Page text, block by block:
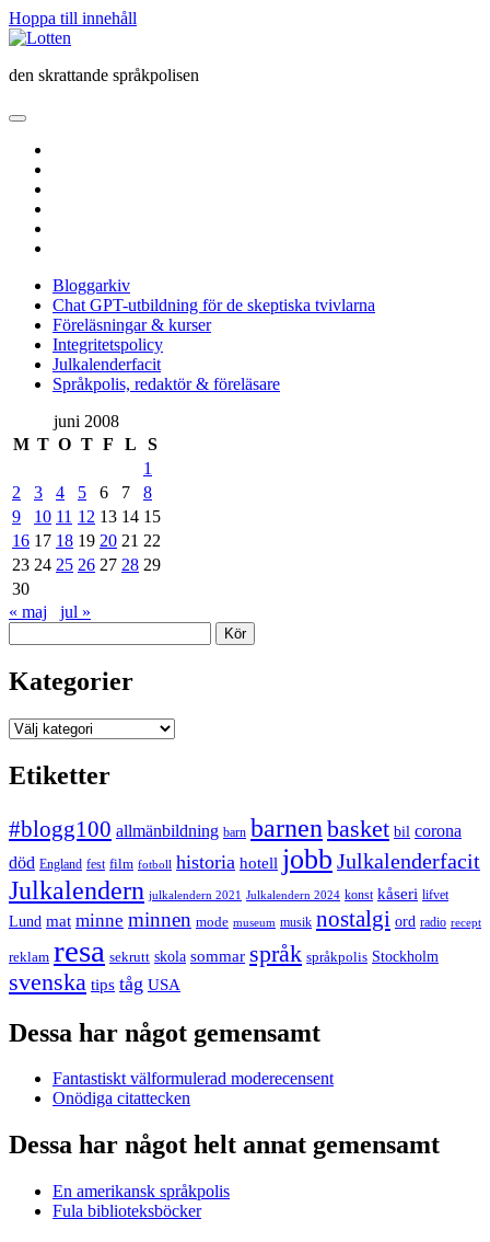
Hoppa till innehåll
Lotten
den skrattande språkpolisen
öppna
meny
Bloggarkiv
Chat GPT-utbildning för de skeptiska tvivlarna
Föreläsningar & kurser
Integritetspolicy
Julkalenderfacit
Språkpolis, redaktör & föreläsare
Sidopanel
juni 2008
M T O T F L
S
1
2
3 4 5 6 7
8
9
10 11 12 13 14 15
16 17 18 19 20 21 22
23 24 25 26 27 28 29
30
« maj
jul »
Kategorier
Kategorier
Etiketter
#blogg100 allmänbildning barn barnen basket bil corona
död England fest film fotboll historia hotell jobb Julkalenderfacit
Julkalendern julkalendern 2021 Julkalendern 2024 konst kåseri lifvet
Lund mat minne minnen mode museum musik nostalgi ord radio recept
reklam resa sekrutt skola sommar språk språkpolis Stockholm
svenska tips tåg USA
Dessa har något gemensamt
Fantastiskt välformulerad moderecensent
Onödiga citattecken
Dessa har något helt annat gemensamt
En amerikansk språkpolis
Fula biblioteksböcker